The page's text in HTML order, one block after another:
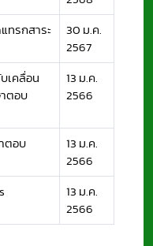
ทรกสาระ
30 ม.ค.
2567
เคลื่อน
ตอบ
13 ม.ค.
2566
ตอบ
13 ม.ค.
2566
13 ม.ค.
2566